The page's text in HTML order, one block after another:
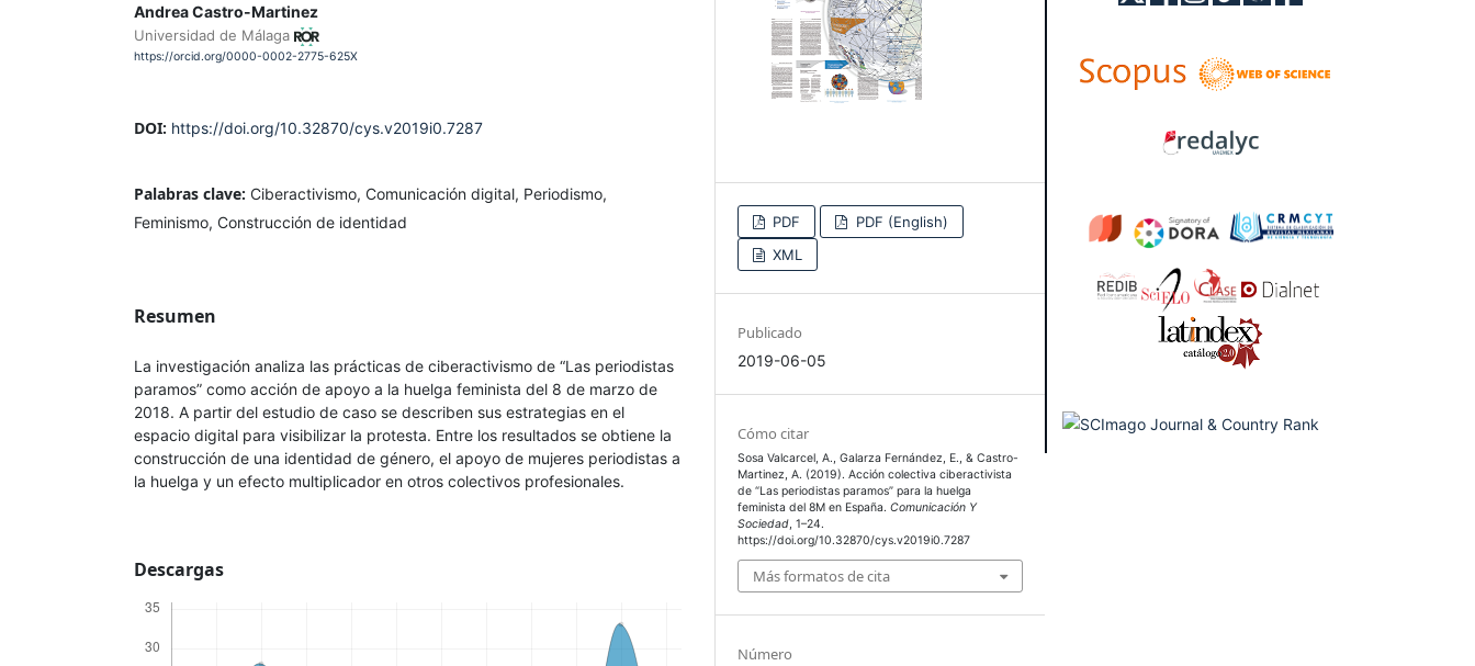
Andrea Castro-Martinez
Universidad de Málaga
https://orcid.org/0000-0002-2775-625X
DOI: https://doi.org/10.32870/cys.v2019i0.7287
Palabras clave: Ciberactivismo, Comunicación digital, Periodismo,
Feminismo, Construcción de identidad
Resumen
La investigación analiza las prácticas de ciberactivismo de “Las periodistas
paramos” como acción de apoyo a la huelga feminista del 8 de marzo de
2018. A partir del estudio de caso se describen sus estrategias en el
espacio digital para visibilizar la protesta. Entre los resultados se obtiene la
construcción de una identidad de género, el apoyo de mujeres periodistas a
la huelga y un efecto multiplicador en otros colectivos profesionales.
Descargas
PDF
PDF (English)
XML
Publicado
2019-06-05
Cómo citar
Sosa Valcarcel, A., Galarza Fernández, E., & Castro-
Martinez, A. (2019). Acción colectiva ciberactivista
de “Las periodistas paramos” para la huelga
feminista del 8M en España.Comunicación Y
Sociedad, 1–24.
https://doi.org/10.32870/cys.v2019i0.7287
Más formatos de cita
Número